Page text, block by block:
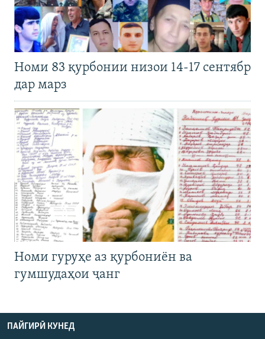
Номи 83 қурбонии низои 14-17 сентябр
дар марз
Номи гуруҳе аз қурбониён ва
гумшудаҳои ҷанг
ПАЙГИРӢ КУНЕД